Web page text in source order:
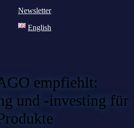
Newsletter
English
empfiehlt:
und -investing für